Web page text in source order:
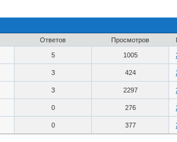
Ответов Просмотров
5 1005
3 424
3 2297
0 276
0 377